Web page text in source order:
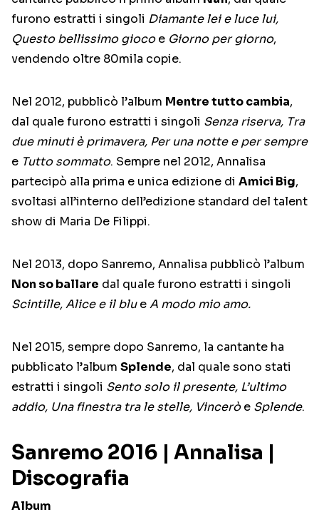
furono estratti i singoli Diamante lei e luce lui,
Questo bellissimo giocoe Giorno per giorno,
vendendo oltre 80mila copie.
Nel 2012, pubblicò l’album Mentre tutto cambia,
dal quale furono estratti i singoli Senza riserva, Tra
due minuti è primavera, Per una notte e per sempre
e Tutto sommato. Sempre nel 2012, Annalisa
partecipò alla prima e unica edizione di Amici Big,
svoltasi all’interno dell’edizione standard del talent
show di Maria De Filippi.
Nel 2013, dopo Sanremo, Annalisa pubblicò l’album
Non so ballare dal quale furono estratti i singoli
Scintille, Alice e il blueA modo mio amo.
Nel 2015, sempre dopo Sanremo, la cantante ha
pubblicato l’album Splende, dal quale sono stati
estratti i singoli Sento solo il presente, L’ultimo
addio, Una finestra tra le stelle, Vinceròe Splende.
Sanremo 2016 | Annalisa |
Discografia
Album